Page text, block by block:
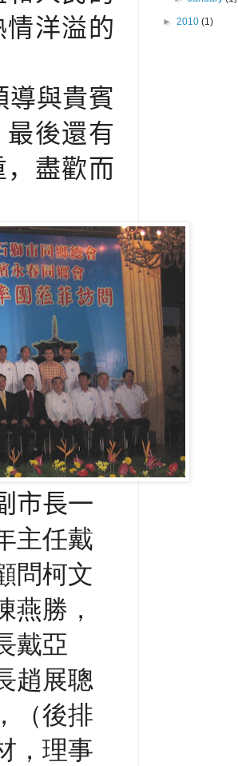
洋溢的
導與貴賓
後還有
盡歡而
市長一
主任戴
問柯文
燕勝，
戴亞
趙展聰
（後排
，理事
► 2010 (1)